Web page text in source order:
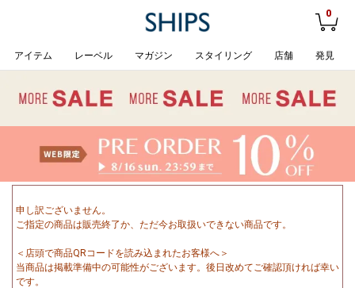
0
アイテム レーベル マガジン スタイリング 店舗 発見
申し訳ございません。
ご指定の商品は販売終了か、ただ今お取扱いできない商品です。
＜店頭で商品QRコードを読み込まれたお客様へ＞
当商品は掲載準備中の可能性がございます。後日改めてご確認頂ければ幸い
です。